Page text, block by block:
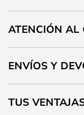
ATENCIÓN AL
ENVÍOS Y
TUS